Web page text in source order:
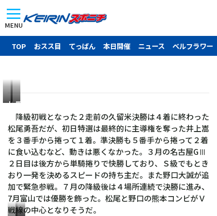
MENU
TOP おスス目 てっぱん 本日開催 ニュース ベルフラワー
松
勇
吾
野
口
大
誠
降級初戦となった２走前の久留米決勝は４着に終わった
松尾勇吾だが、初日特選は最終的に主導権を奪った井上嵩
を３番手から捲って１着。準決勝も５番手から捲って２着
に食い込むなど、動きは悪くなかった。３月の名古屋GⅢ
２日目は後方から単騎捲りで快勝しており、Ｓ級でもとき
おり一発を決めるスピードの持ち主だ。また野口大誠が追
加で緊急参戦。７月の降級後は４場所連続で決勝に進み、
7月富山では優勝を飾った。松尾と野口の熊本コンビがＶ
戦線の中心となりそうだ。